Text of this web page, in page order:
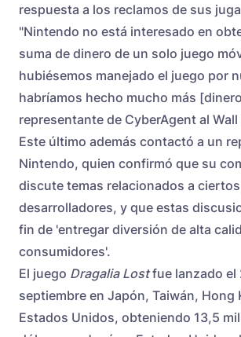
respuesta a los reclamos de sus
"Nintendo no está interesado en
suma de dinero de un solo juego
hubiésemos manejado el juego por
habríamos hecho mucho más
representante de CyberAgent al
Este último además contactó a un
Nintendo, quien confirmó que su
discute temas relacionados a
desarrolladores, y que estas
fin de 'entregar diversión de alta
consumidores'.
El juego Dragalia Lostfue lanzado el
septiembre en Japón, Taiwán, Hong
Estados Unidos, obteniendo 13,5